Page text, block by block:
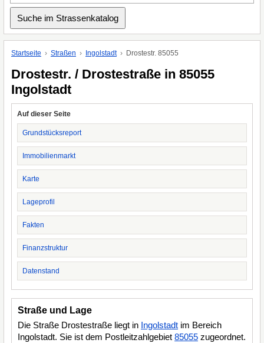
Startseite Straßen Ingolstadt Drostestr. 85055
Drostestr. / Drostestraße in 85055
Ingolstadt
Auf dieser Seite
Grundstücksreport
Immobilienmarkt
Karte
Lageprofil
Fakten
Finanzstruktur
Datenstand
Straße und Lage
Die Straße Drostestraße liegt in Ingolstadt im Bereich
Ingolstadt. Sie ist dem Postleitzahlgebiet 85055 zugeordnet.